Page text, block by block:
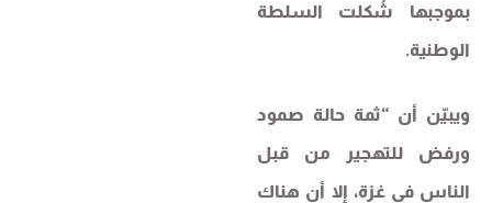
بموجبها شُكلت السلطة
الوطنية.
ويبيّن أن “ثمة حالة صمود
ورفض للتهجير من قبل
الناس في غزة، إلا أن هناك